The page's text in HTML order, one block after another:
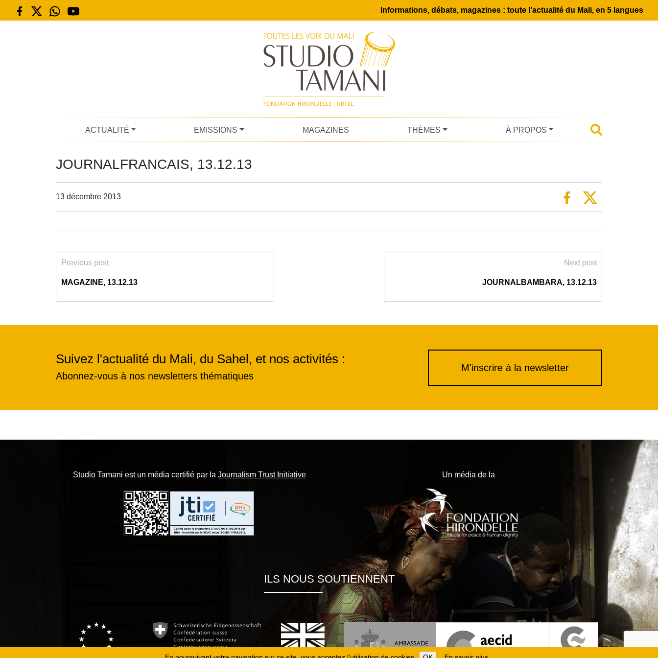
Informations, débats, magazines : toute l’actualité du Mali, en 5 langues
ACTUALITÉ EMISSIONS MAGAZINES THÈMES À PROPOS
JOURNALFRANCAIS, 13.12.13
13 décembre 2013
Previous post
MAGAZINE, 13.12.13
Next post
JOURNALBAMBARA, 13.12.13
Suivez l'actualité du Mali, du Sahel, et nos activités :
Abonnez-vous à nos newsletters thématiques
M'inscrire à la newsletter
Studio Tamani est un média certifié par la Journalism Trust Initiative Un média de la
ILS NOUS SOUTIENNENT